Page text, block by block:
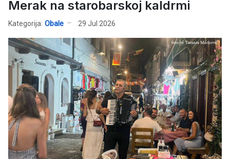
Merak na starobarskoj kaldrmi
Kategorija: Obale 29 Jul 2026